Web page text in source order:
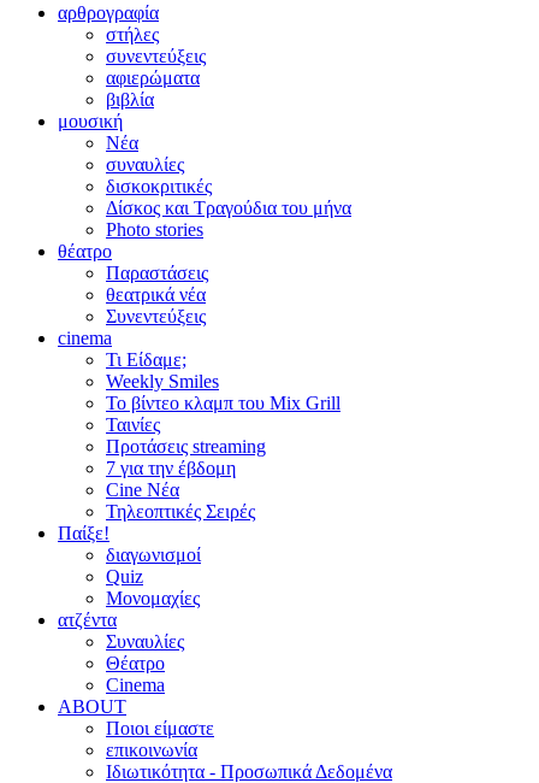
αρθρογραφία
στήλες
συνεντεύξεις
αφιερώματα
βιβλία
μουσική
Νέα
συναυλίες
δισκοκριτικές
Δίσκος και Τραγούδια του μήνα
Photo stories
θέατρο
Παραστάσεις
θεατρικά νέα
Συνεντεύξεις
cinema
Τι Είδαμε;
Weekly Smiles
Το βίντεο κλαμπ του Mix Grill
Ταινίες
Προτάσεις streaming
7 για την έβδομη
Cine Νέα
Τηλεοπτικές Σειρές
Παίξε!
διαγωνισμοί
Quiz
Μονομαχίες
ατζέντα
Συναυλίες
Θέατρο
Cinema
ABOUT
Ποιοι είμαστε
επικοινωνία
Ιδιωτικότητα - Προσωπικά Δεδομένα